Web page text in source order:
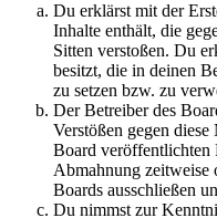
Du erklärst mit der
Inhalte enthält, die
Sitten verstoßen. Du
besitzt, die in deinen
zu setzen bzw. zu
Der Betreiber des
Verstößen gegen
Board veröffentlichten
Abmahnung zeitweise
Boards ausschließen
Du nimmst zur